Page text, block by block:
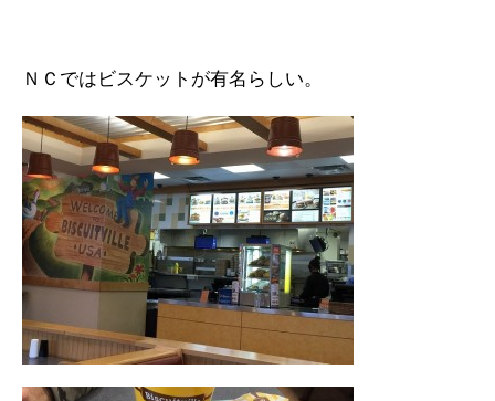
ＮＣではビスケットが有名らしい。